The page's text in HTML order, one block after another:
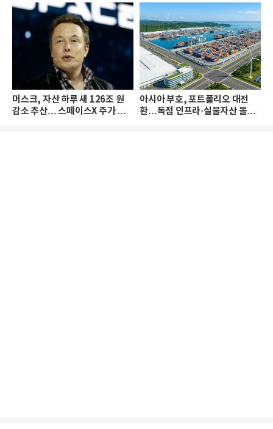
머스크, 자산 하루 새 126조 원
감소 추산… 스페이스X 주가 하
아시아 부호, 포트폴리오 대전
환…독점 인프라·실물자산 몰린